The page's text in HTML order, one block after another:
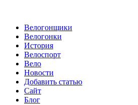
Велогонщики
Велогонки
История
Велоспорт
Вело
Новости
Добавить статью
Сайт
Блог